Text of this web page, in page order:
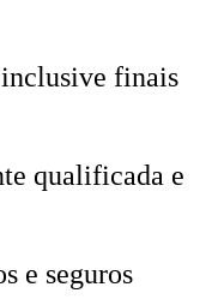
finais
qualificada e
e seguros